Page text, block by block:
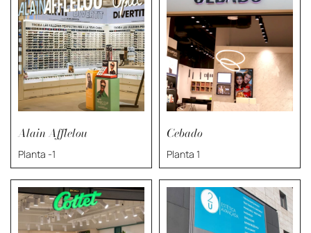
Alain Afflelou
Planta -1
Cebado
Planta 1